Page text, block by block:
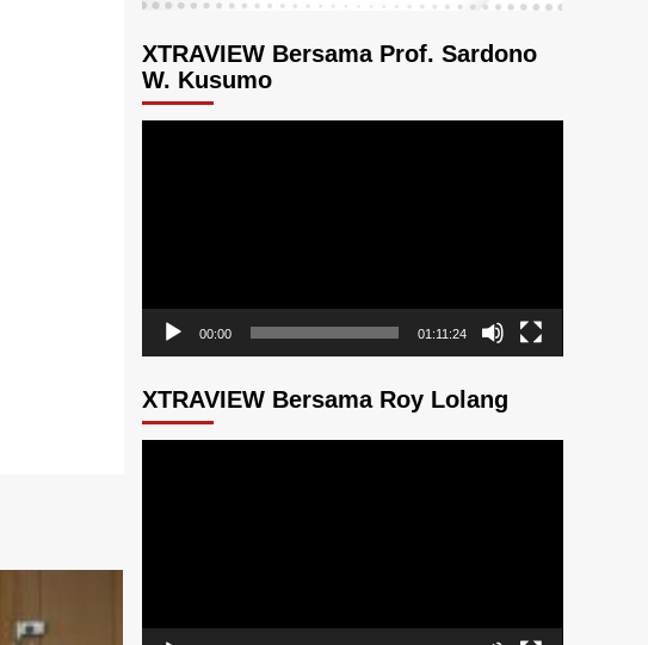
XTRAVIEW Bersama Prof. Sardono
W. Kusumo
00:00 01:11:24
XTRAVIEW Bersama Roy Lolang